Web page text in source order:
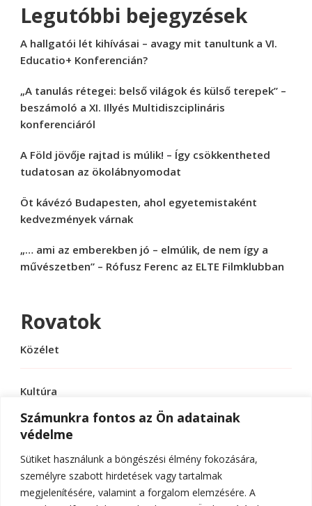
Számunkra fontos az Ön adatainak
védelme
Sütiket használunk a böngészési élmény fokozására,
személyre szabott hirdetések vagy tartalmak
megjelenítésére, valamint a forgalom elemzésére. A
Legutóbbi bejegyzések
A hallgatói lét kihívásai – avagy mit tanultunk a VI.
Educatio+ Konferencián?
„A tanulás rétegei: belső világok és külső terepek” –
beszámoló a XI. Illyés Multidiszciplináris
konferenciáról
A Föld jövője rajtad is múlik! – Így csökkentheted
tudatosan az ökolábnyomodat
Öt kávézó Budapesten, ahol egyetemistaként
kedvezmények várnak
„… ami az emberekben jó – elmúlik, de nem így a
művészetben” – Rófusz Ferenc az ELTE Filmklubban
Rovatok
Közélet
Kultúra
Sport
Tudomány